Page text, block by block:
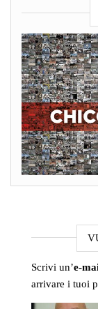
Scrivi un’e-
arrivare i tuoi